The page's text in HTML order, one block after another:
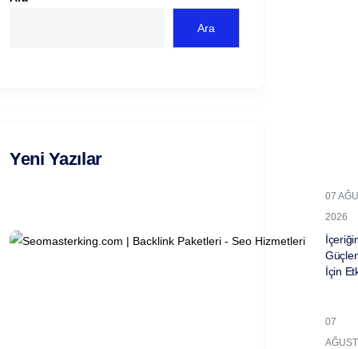
Ara
Yeni Yazılar
07
2026
İçin
07